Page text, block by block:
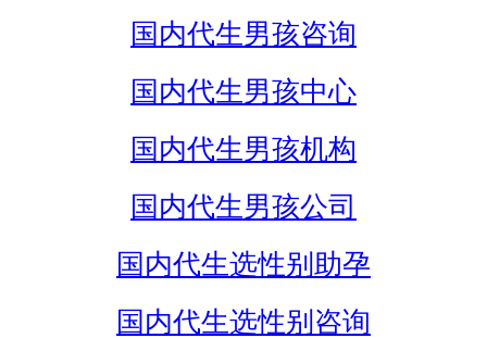
国内代生男孩咨询
国内代生男孩中心
国内代生男孩机构
国内代生男孩公司
国内代生选性别助孕
国内代生选性别咨询